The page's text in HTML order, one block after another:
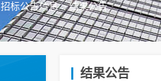
招标公告信息>结果公告
结果公告